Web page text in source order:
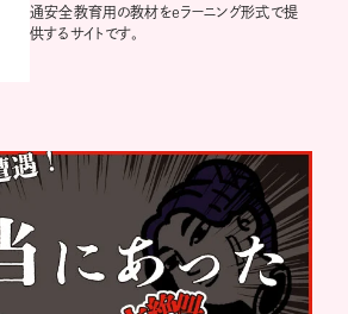
通安全教育用の教材をeラーニング形式で提
供するサイトです。